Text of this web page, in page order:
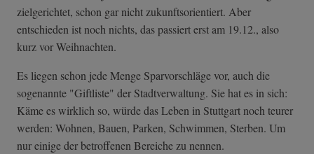
zielgerichtet, schon gar nicht zukunftsorientiert. Aber
entschieden ist noch nichts, das passiert erst am 19.12., also
kurz vor Weihnachten.
Es liegen schon jede Menge Sparvorschläge vor, auch die
sogenannte "Giftliste" der Stadtverwaltung. Sie hat es in sich:
Käme es wirklich so, würde das Leben in Stuttgart noch teurer
werden: Wohnen, Bauen, Parken, Schwimmen, Sterben. Um
nur einige der betroffenen Bereiche zu nennen.